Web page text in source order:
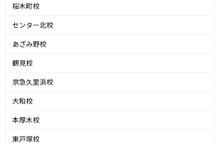
桜木町校
センター北校
あざみ野校
鶴見校
京急久里浜校
大和校
本厚木校
東戸塚校